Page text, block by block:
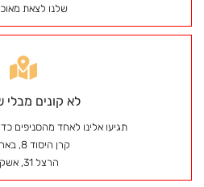
לא קונים מבלי
תגיעו אלינו לאחד מהסניפים
קרן היסוד 8, באר יעקב
הרצל 31, אשקלון
שלנו לצאת